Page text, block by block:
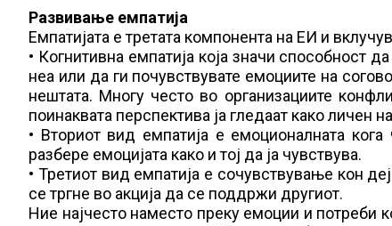
Развивање емпатија
Емпатијата е третата компонента на ЕИ и
• Когнитивна емпатија која значи способност
неа или да ги почувствувате емоциите на
нештата. Многу често во организациите
поинаквата перспектива ја гледаат како личен
• Вториот вид емпатија е емоционалната
разбере емоцијата како и тој да ја чувствува.
• Третиот вид емпатија е сочувствување кон
се тргне во акција да се поддржи другиот.
Ние најчесто наместо преку емоции и потреби